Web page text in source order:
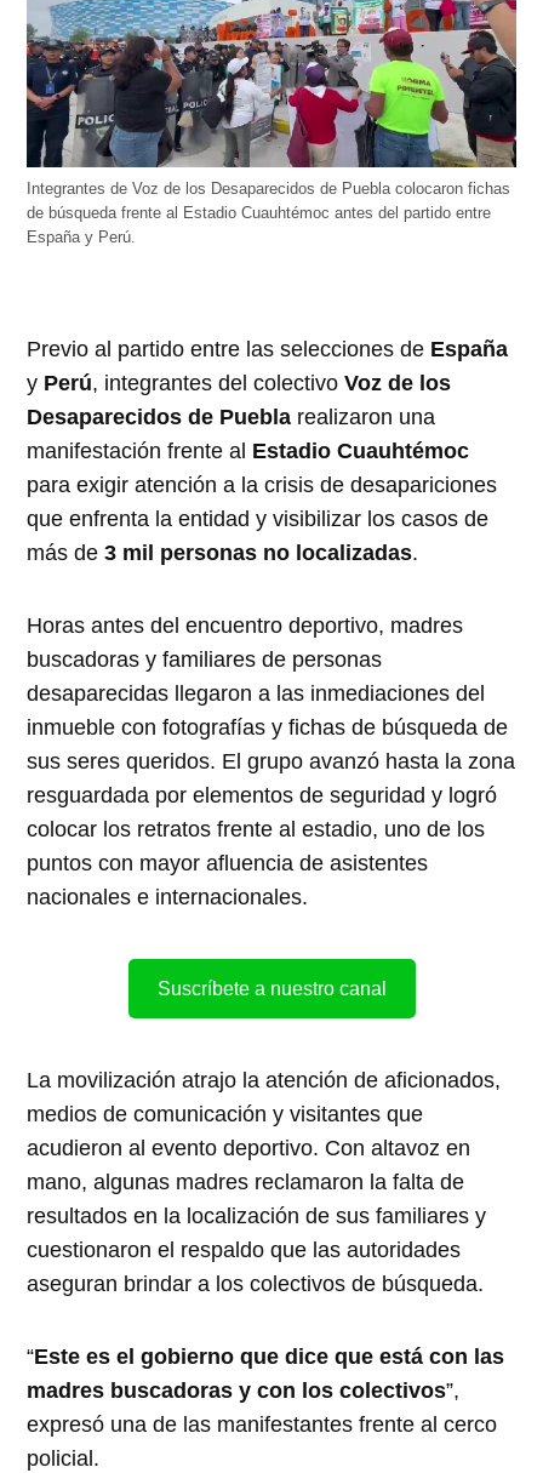
Integrantes de Voz de los Desaparecidos de Puebla colocaron fichas
de búsqueda frente al Estadio Cuauhtémoc antes del partido entre
España y Perú.
Previo al partido entre las selecciones de España
y Perú, integrantes del colectivoVoz de los
Desaparecidos de Puebla realizaron una
manifestación frente al Estadio Cuauhtémoc
para exigir atención a la crisis de desapariciones
que enfrenta la entidad y visibilizar los casos de
más de3 mil personas no localizadas.
Horas antes del encuentro deportivo, madres
buscadoras y familiares de personas
desaparecidas llegaron a las inmediaciones del
inmueble con fotografías y fichas de búsqueda de
sus seres queridos. El grupo avanzó hasta la zona
resguardada por elementos de seguridad y logró
colocar los retratos frente al estadio, uno de los
puntos con mayor afluencia de asistentes
nacionales e internacionales.
Suscríbete a nuestro canal
La movilización atrajo la atención de aficionados,
medios de comunicación y visitantes que
acudieron al evento deportivo. Con altavoz en
mano, algunas madres reclamaron la falta de
resultados en la localización de sus familiares y
cuestionaron el respaldo que las autoridades
aseguran brindar a los colectivos de búsqueda.
“Este es el gobierno que dice que está con las
madres buscadoras y con los colectivos”,
expresó una de las manifestantes frente al cerco
policial.